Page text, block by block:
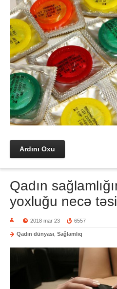
Ardını Oxu
Qadın
yoxluğu necə
2018 mar 23 6557
Qadın dünyası Sağlamlıq